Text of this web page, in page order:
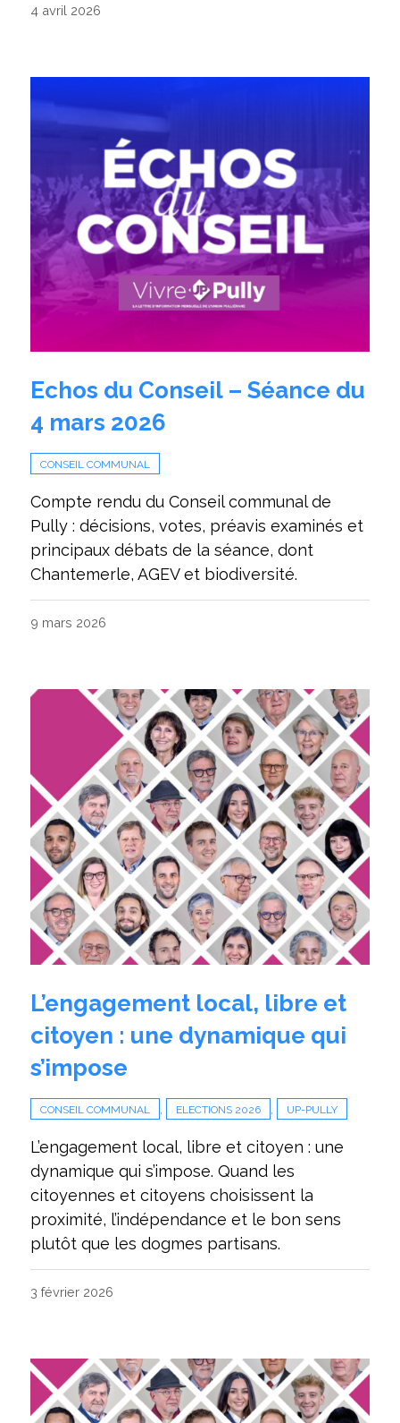
4 avril 2026
Echos du Conseil – Séance du
4 mars 2026
CONSEIL COMMUNAL
Compte rendu du Conseil communal de
Pully : décisions, votes, préavis examinés et
principaux débats de la séance, dont
Chantemerle, AGEV et biodiversité.
9 mars 2026
L’engagement local, libre et
citoyen : une dynamique qui
s’impose
CONSEIL COMMUNAL ELECTIONS 2026 UP-PULLY
L’engagement local, libre et citoyen : une
dynamique qui s’impose. Quand les
citoyennes et citoyens choisissent la
proximité, l’indépendance et le bon sens
plutôt que les dogmes partisans.
3 février 2026